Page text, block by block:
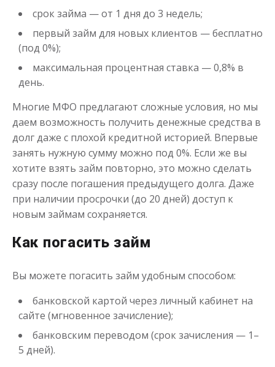
Срок от 1
Получить
Переведём в долг
Сумма до50 000₽
Срок от 1до 21 дня
Деньги до зарплаты
срок займа — от 1 дня до 3 недель;
первый займ для новых клиентов — бесплатно
(под 0%);
максимальная процентная ставка — 0,8% в
день.
Многие МФО предлагают сложные условия, но мы
даем возможность получить денежные средства в
долг даже с плохой кредитной историей. Впервые
занять нужную сумму можно под 0%. Если же вы
хотите взять займ повторно, это можно сделать
сразу после погашения предыдущего долга. Даже
при наличии просрочки (до 20 дней) доступ к
новым займам сохраняется.
Как погасить займ
Вы можете погасить займ удобным способом:
банковской картой через личный кабинет на
сайте (мгновенное зачисление);
банковским переводом (срок зачисления — 1–
5 дней).